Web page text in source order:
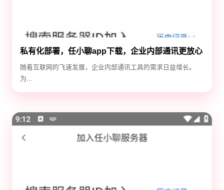
私有化部署，任小聊app下载，企业内部通讯更放心
随着互联网的飞速发展，企业内部通讯工具的需求日益增长。
为...